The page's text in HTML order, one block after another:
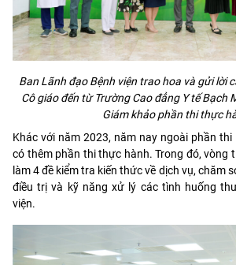
Ban Lãnh đạo Bệnh viện trao hoa và gửi lời
Cô giáo đến từ Trường Cao đẳng Y tế Bạch
Giám khảo phần thi thực
Khác với năm 2023, năm nay ngoài phần
có thêm phần thi thực hành. Trong đó, vòng
làm 4 đề kiểm tra kiến thức về dịch vụ, chăm
điều trị và kỹ năng xử lý các tình huống
viện.